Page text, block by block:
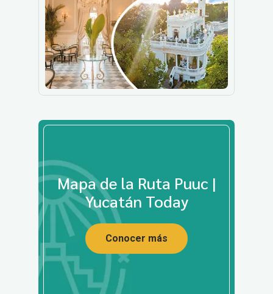
Mapa de la Ruta Puuc |
Yucatán Today
Conocer más